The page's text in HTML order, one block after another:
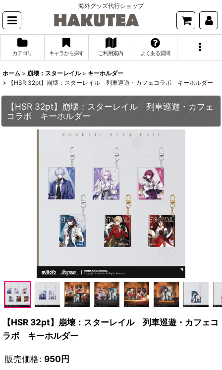
海外グッズ代行ショップ
カテゴリ キャラから探す ご利用案内 よくある質問
ホーム > 崩壊：スターレイル > キーホルダー
>
【HSR 32pt】崩壊：スターレイル 列車巡遊・カフェコラボ キーホルダー
【HSR 32pt】崩壊：スターレイル 列車巡遊・カフェ
コラボ キーホルダー
【HSR 32pt】崩壊：スターレイル 列車巡遊・カフェコ
ラボ キーホルダー
販売価格: 950円